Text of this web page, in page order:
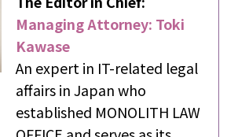
Managing Attorney: Toki
Kawase
An expert in IT-related legal
affairs in Japan who
established MONOLITH LAW